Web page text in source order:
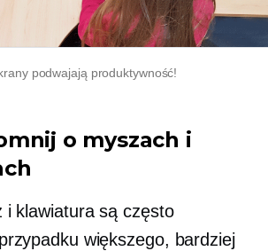
podwajają produktywność!
o myszach i
i klawiatura są często
większego, bardziej